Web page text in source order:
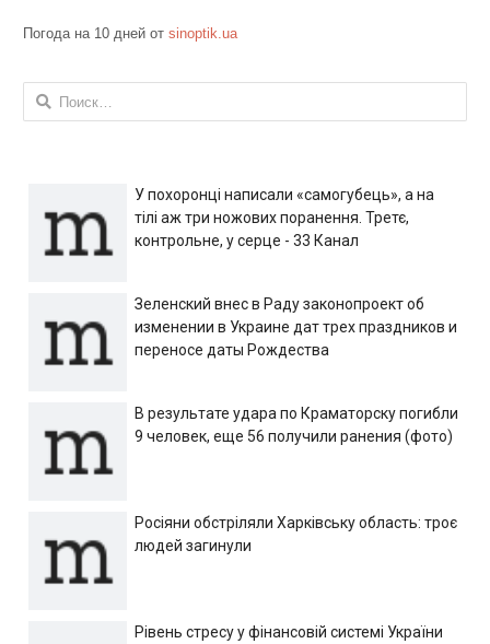
Погода на 10 дней от sinoptik.ua
Найти:
У похоронці написали «самогубець», а на
тілі аж три ножових поранення. Третє,
контрольне, у серце - 33 Канал
Зеленский внес в Раду законопроект об
изменении в Украине дат трех праздников и
переносе даты Рождества
В результате удара по Краматорску погибли
9 человек, еще 56 получили ранения (фото)
Росіяни обстріляли Харківську область: троє
людей загинули
Рівень стресу у фінансовій системі України